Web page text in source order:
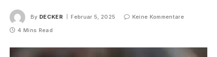
By DECKER Februar 5, 2025
Keine Kommentare
4 Mins Read